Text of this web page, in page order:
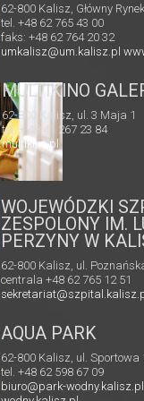
62-800 Kalisz, Główny
tel. +48 62 765 43 00
faks: +48 62 764 20 32
umkalisz@um.kalisz.pl
MULTIKINO
62-800 Kalisz, ul. 3 Maja 1
tel. + 48 41 267 23 84
multikino.pl
WOJEWÓDZKI
ZESPOLONY IM.
PERZYNY W
62-800 Kalisz, ul.
centrala +48 62 765 12 51
AQUA PARK
62-800 Kalisz, ul. Sportowa
tel. +48 62 598 67 09
biuro@park-wodny.kalisz.pl